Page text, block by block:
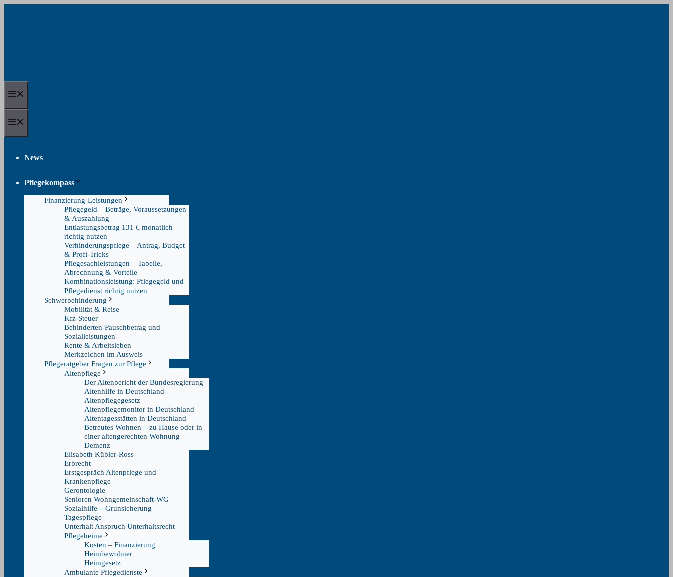
News
Pflegekompass
Finanzierung-Leistungen
Pflegegeld – Beträge, Voraussetzungen
& Auszahlung
Entlastungsbetrag 131 € monatlich
richtig nutzen
Verhinderungspflege – Antrag, Budget
& Profi-Tricks
Pflegesachleistungen – Tabelle,
Abrechnung & Vorteile
Kombinationsleistung: Pflegegeld und
Pflegedienst richtig nutzen
Schwerbehinderung
Mobilität & Reise
Kfz-Steuer
Behinderten-Pauschbetrag und
Sozialleistungen
Rente & Arbeitsleben
Merkzeichen im Ausweis
Pflegeratgeber Fragen zur Pflege
Altenpflege
Der Altenbericht der Bundesregierung
Altenhilfe in Deutschland
Altenpflegegesetz
Altenpflegemonitor in Deutschland
Altentagesstätten in Deutschland
Betreutes Wohnen – zu Hause oder in
einer altengerechten Wohnung
Demenz
Elisabeth Kübler-Ross
Erbrecht
Erstgespräch Altenpflege und
Krankenpflege
Gerontologie
Senioren Wohngemeinschaft-WG
Sozialhilfe – Grunsicherung
Tagespflege
Unterhalt Anspruch Unterhaltsrecht
Pflegeheime
Kosten – Finanzierung
Heimbewohner
Heimgesetz
Ambulante Pflegedienste